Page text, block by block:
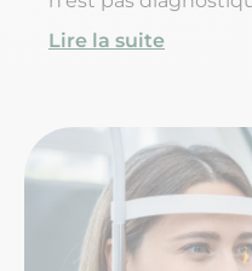
temps, cette
symptômes de la
soigner ?
Lire la suite